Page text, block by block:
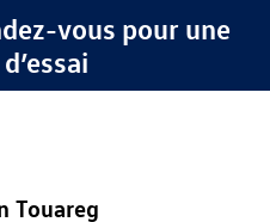
vous pour une
Touareg